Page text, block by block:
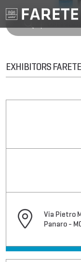
EXHIBITORS
Via Pietro
Panaro -